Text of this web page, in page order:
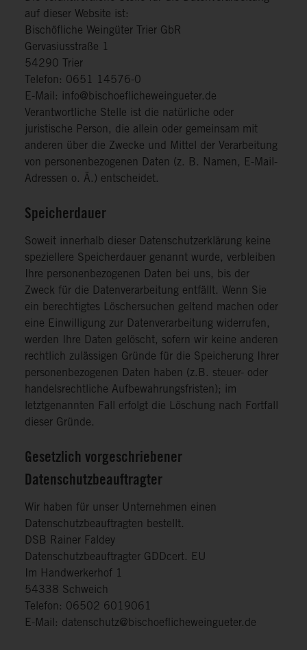
auf dieser Website ist:
Bischöfliche Weingüter Trier GbR
Gervasiusstraße 1
54290 Trier
Telefon: 0651 14576-0
E-Mail: info@bischoeflicheweingueter.de
Verantwortliche Stelle ist die natürliche oder
juristische Person, die allein oder gemeinsam mit
anderen über die Zwecke und Mittel der Verarbeitung
von personenbezogenen Daten (z. B. Namen, E-Mail-
Adressen o. Ä.) entscheidet.
Speicherdauer
Soweit innerhalb dieser Datenschutzerklärung keine
speziellere Speicherdauer genannt wurde, verbleiben
Ihre personenbezogenen Daten bei uns, bis der
Zweck für die Datenverarbeitung entfällt. Wenn Sie
ein berechtigtes Löschersuchen geltend machen oder
eine Einwilligung zur Datenverarbeitung widerrufen,
werden Ihre Daten gelöscht, sofern wir keine anderen
rechtlich zulässigen Gründe für die Speicherung Ihrer
personenbezogenen Daten haben (z.B. steuer- oder
handelsrechtliche Aufbewahrungsfristen); im
letztgenannten Fall erfolgt die Löschung nach Fortfall
dieser Gründe.
Gesetzlich vorgeschriebener
Datenschutzbeauftragter
Wir haben für unser Unternehmen einen
Datenschutzbeauftragten bestellt.
DSB Rainer Faldey
Datenschutzbeauftragter GDDcert. EU
Im Handwerkerhof 1
54338 Schweich
Telefon: 06502 6019061
E-Mail: datenschutz@bischoeflicheweingueter.de